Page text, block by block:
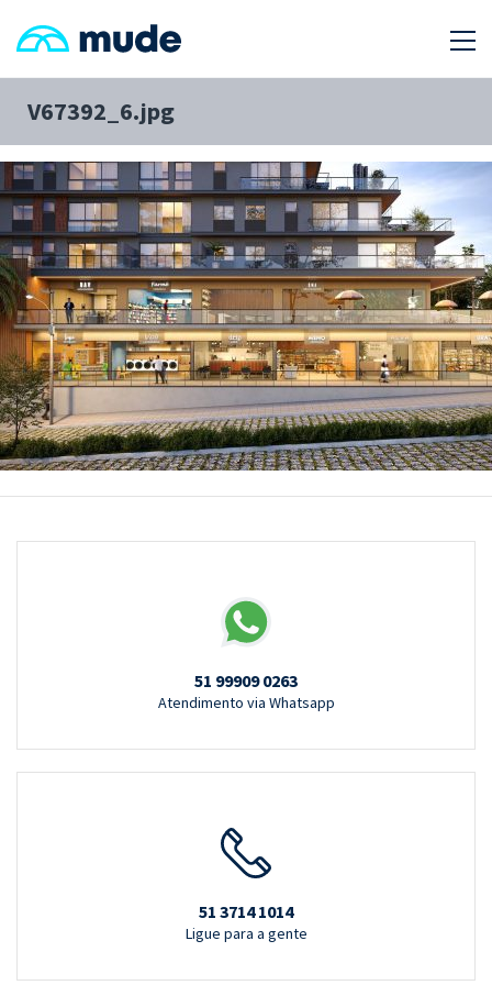
V67392_6.jpg
51 99909 0263
Atendimento via Whatsapp
51 3714 1014
Ligue para a gente